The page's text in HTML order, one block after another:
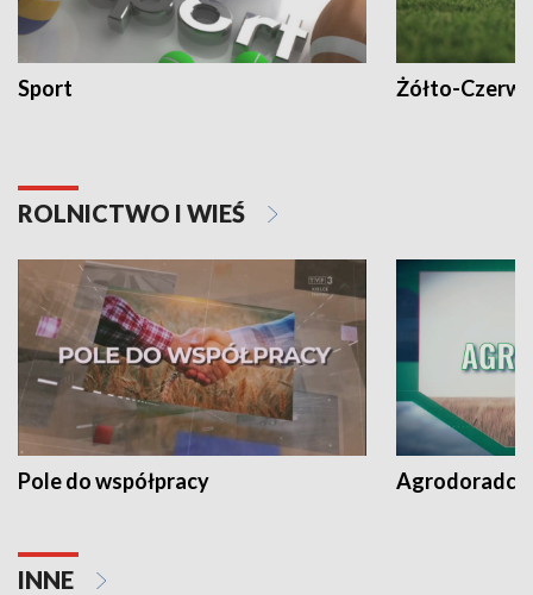
Sport Żółto-
ROLNICTWO I WIEŚ
Pole do współpracy Agrodoradcy
INNE